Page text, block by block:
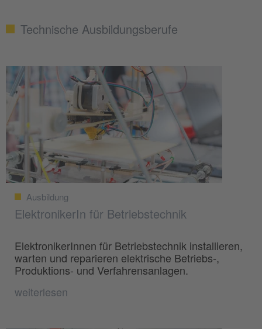
Technische Ausbildungsberufe
Ausbildung
ElektronikerIn für Betriebstechnik
ElektronikerInnen für Betriebstechnik installieren,
warten und reparieren elektrische Betriebs-,
Produktions- und Verfahrensanlagen.
weiterlesen